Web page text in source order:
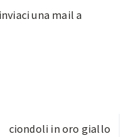
una mail a
ciondoli in oro giallo